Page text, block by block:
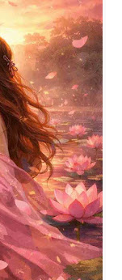
expectations
a story that will
a mysterious
soon
secrets. Ruthless
into a web of
no longer just a
has
Now, Kevin